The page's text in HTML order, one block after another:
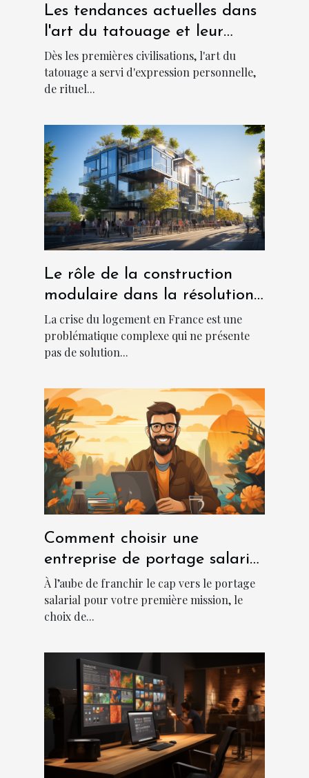
Les tendances actuelles dans
l'art du tatouage et leur
signification culturelle
Dès les premières civilisations, l'art du
tatouage a servi d'expression personnelle,
de rituel...
Le rôle de la construction
modulaire dans la résolution
de la crise du logement en
France
La crise du logement en France est une
problématique complexe qui ne présente
pas de solution...
Comment choisir une
entreprise de portage salarial
?
À l’aube de franchir le cap vers le portage
salarial pour votre première mission, le
choix de...